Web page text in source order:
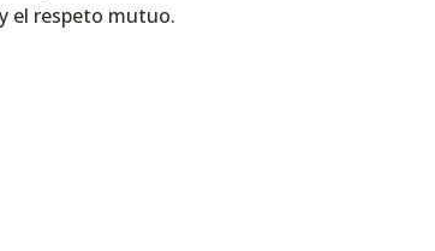
el respeto mutuo.